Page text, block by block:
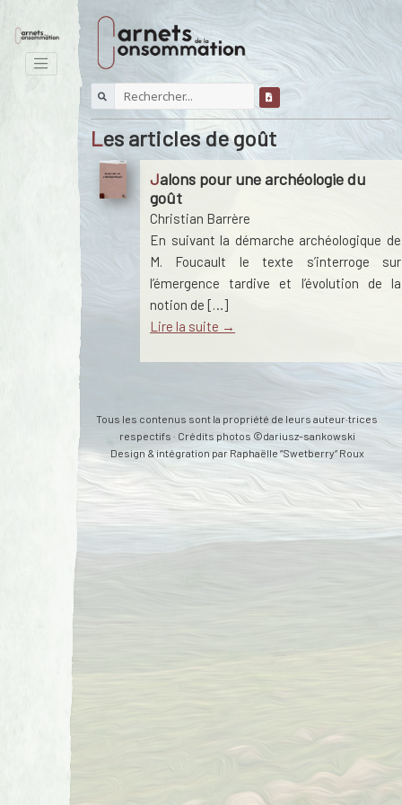
Les articles de goût
Jalons pour une archéologie du
goût
Christian Barrère
En suivant la démarche archéologique de
M. Foucault le texte s’interroge sur
l’émergence tardive et l’évolution de la
notion de […]
Lire la suite →
Tous les contenus sont la propriété de leurs auteur·trices
respectifs · Crédits photos ©dariusz-sankowski
Design & intégration parRaphaëlle “Swetberry” Roux